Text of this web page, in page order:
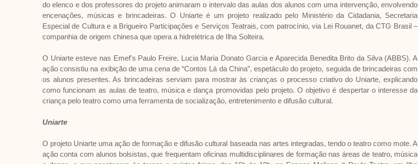
do elenco e dos professores do projeto animaram o intervalo das aulas dos alunos com uma intervenção, envolvendo
encenações, músicas e brincadeiras. O Uniarte é um projeto realizado pelo Ministério da Cidadania, Secretaria
Especial de Cultura e a Brigueiro Participações e Serviços Teatrais, com patrocínio, via Lei Rouanet, da CTG Brasil –
companhia de origem chinesa que opera a hidrelétrica de Ilha Solteira.
O Uniarte esteve nas Emef's Paulo Freire, Lucia Maria Donato Garcia e Aparecida Benedita Brito da Silva (ABBS). A
ação consistiu na exibição de uma cena de “Contos Lá da China”, espetáculo do projeto, seguida de brincadeiras com
os alunos presentes. As brincadeiras serviam para mostrar às crianças o processo criativo do Uniarte, explicando
como funcionam as aulas de teatro, música e dança promovidas pelo projeto. O objetivo é despertar o interesse da
criança pelo teatro como uma ferramenta de socialização, entretenimento e difusão cultural.
Uniarte
O projeto Uniarte uma ação de formação e difusão cultural baseada nas artes integradas, tendo o teatro como mote. A
ação conta com alunos bolsistas, que frequentam oficinas multidisciplinares de formação nas áreas de teatro, música